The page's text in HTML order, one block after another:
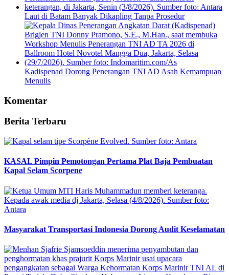
Laut di Batam Banyak Dikapling Tanpa Prosedur
Kadispenad Dorong Penerangan TNI AD Asah Kemampuan
Menulis
Komentar
Berita Terbaru
KASAL Pimpin Pemotongan Pertama Plat Baja Pembuatan
Kapal Selam Scorpene
Masyarakat Transportasi Indonesia Dorong Audit Keselamatan